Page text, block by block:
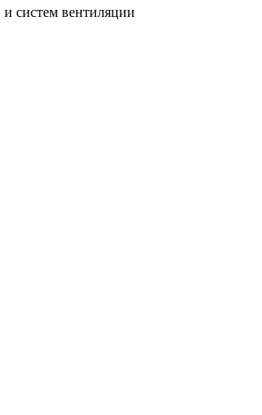
систем вентиляции